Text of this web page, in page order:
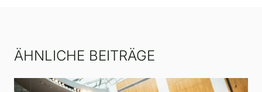
ÄHNLICHE BEITRÄGE